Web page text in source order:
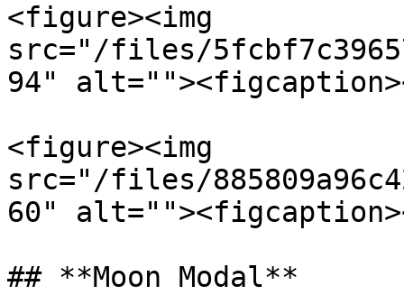
<figure><img
src="/files/
94"
<figure><img
src="/files/
60"
## **Moon Modal**